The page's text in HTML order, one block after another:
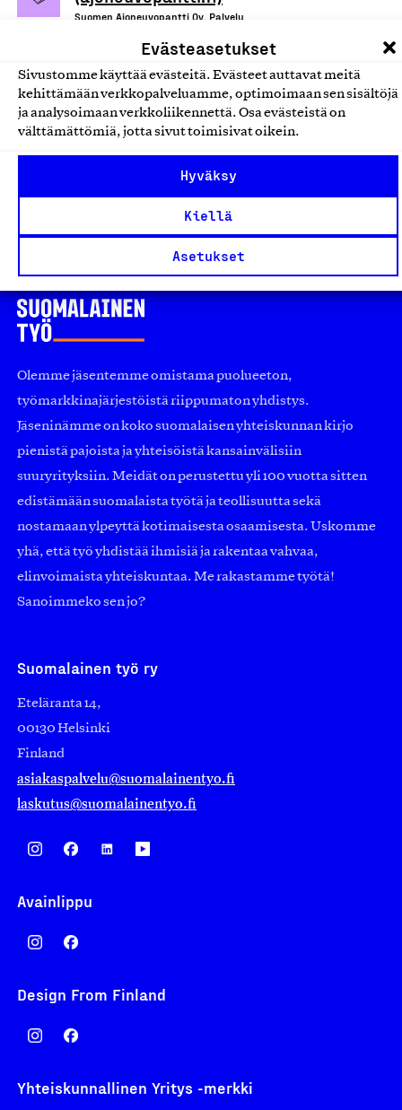
Evästeasetukset
Sivustomme käyttää evästeitä. Evästeet auttavat meitä
kehittämään verkkopalveluamme, optimoimaan sen sisältöjä
ja analysoimaan verkkoliikennettä. Osa evästeistä on
välttämättömiä, jotta sivut toimisivat oikein.
Hyväksy
Kiellä
Asetukset
Suomen Ajoneuvopantti Oy, Palvelu
Rahoitus- ja vakuutuspalvelut
Yritysvakuuttamisen
meklaripalvelut
Rahoitus- ja vakuutuspalvelut
Olemme jäsentemme omistama puolueeton,
työmarkkinajärjestöistä riippumaton yhdistys.
Jäseninämme on koko suomalaisen yhteiskunnan kirjo
pienistä pajoista ja yhteisöistä kansainvälisiin
suuryrityksiin. Meidät on perustettu yli 100 vuotta sitten
edistämään suomalaista työtä ja teollisuutta sekä
nostamaan ylpeyttä kotimaisesta osaamisesta. Uskomme
yhä, että työ yhdistää ihmisiä ja rakentaa vahvaa,
elinvoimaista yhteiskuntaa. Me rakastamme työtä!
Sanoimmeko sen jo?
Suomalainen työ ry
Eteläranta 14,
00130 Helsinki
Finland
asiakaspalvelu@suomalainentyo.fi
laskutus@suomalainentyo.fi
Avainlippu
Design From Finland
Yhteiskunnallinen Yritys -merkki